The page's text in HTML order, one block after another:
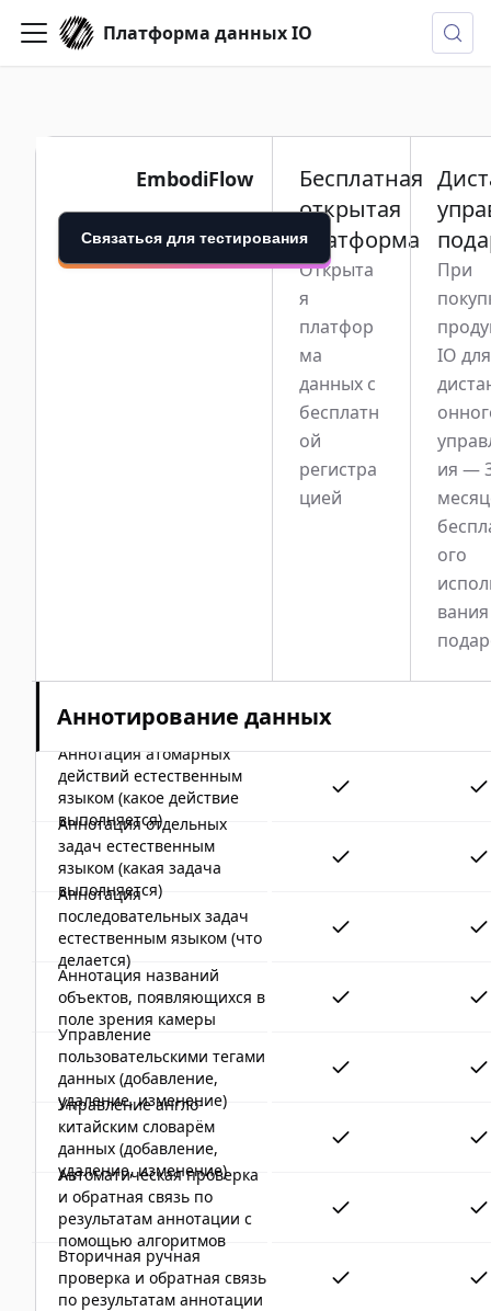
Платформа данных IO
EmbodiFlow
Связаться для тестирования
Бесплатная
открытая
платформа
Открыта
я
платфор
ма
данных с
бесплатн
ой
регистра
цией
При
IO для
ия —
ого
Аннотирование данных
Аннотация атомарных
действий естественным
языком (какое действие
выполняется)
Аннотация отдельных
задач естественным
языком (какая задача
выполняется)
Аннотация
последовательных задач
естественным языком (что
делается)
Аннотация названий
объектов, появляющихся в
поле зрения камеры
Управление
пользовательскими тегами
данных (добавление,
удаление, изменение)
Управление англо-
китайским словарём
данных (добавление,
удаление, изменение)
Автоматическая проверка
и обратная связь по
результатам аннотации с
помощью алгоритмов
Вторичная ручная
проверка и обратная связь
по результатам аннотации